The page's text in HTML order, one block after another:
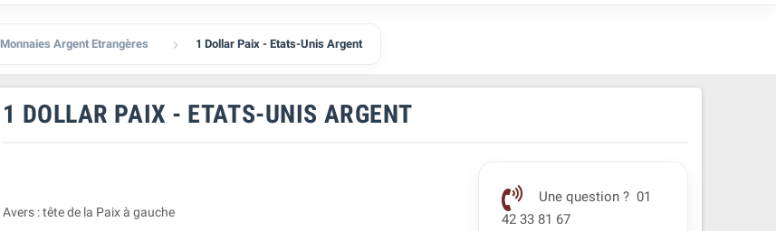
Monnaies Argent Etrangères  1 Dollar Paix - Etats-Unis Argent
1 DOLLAR PAIX - ETATS-UNIS ARGENT
Avers : tête de la Paix à gauche
Une question ? 01
42 33 81 67